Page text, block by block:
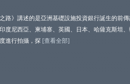
路》講述的是亞洲基礎設施投資銀行誕生的前傳
度尼西亞、柬埔寨、英國、日本、哈薩克斯坦
進行拍攝，探 [查看全部]